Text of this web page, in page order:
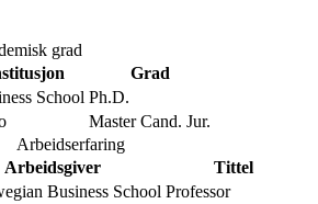
grad
Grad
School Ph.D.
Master Cand. Jur.
Arbeidserfaring
Arbeidsgiver
Tittel
Business School Professor